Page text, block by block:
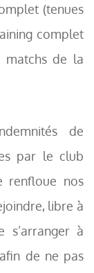
(tenues
complet
matchs de la
de
par le club
renfloue nos
libre à
à
de ne pas